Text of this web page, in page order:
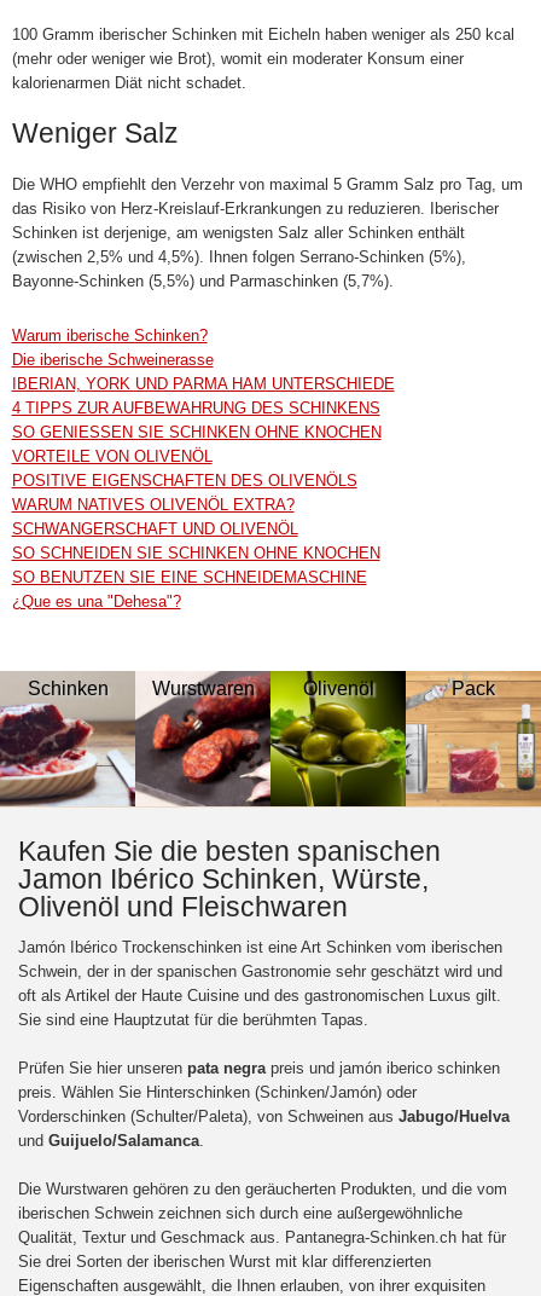
100 Gramm iberischer Schinken mit Eicheln haben weniger als 250 kcal
(mehr oder weniger wie Brot), womit ein moderater Konsum einer
kalorienarmen Diät nicht schadet.
Weniger Salz
Die WHO empfiehlt den Verzehr von maximal 5 Gramm Salz pro Tag, um
das Risiko von Herz-Kreislauf-Erkrankungen zu reduzieren. Iberischer
Schinken ist derjenige, am wenigsten Salz aller Schinken enthält
(zwischen 2,5% und 4,5%). Ihnen folgen Serrano-Schinken (5%),
Bayonne-Schinken (5,5%) und Parmaschinken (5,7%).
Warum iberische Schinken?
Die iberische Schweinerasse
IBERIAN, YORK UND PARMA HAM UNTERSCHIEDE
4 TIPPS ZUR AUFBEWAHRUNG DES SCHINKENS
SO GENIESSEN SIE SCHINKEN OHNE KNOCHEN
VORTEILE VON OLIVENÖL
POSITIVE EIGENSCHAFTEN DES OLIVENÖLS
WARUM NATIVES OLIVENÖL EXTRA?
SCHWANGERSCHAFT UND OLIVENÖL
SO SCHNEIDEN SIE SCHINKEN OHNE KNOCHEN
SO BENUTZEN SIE EINE SCHNEIDEMASCHINE
¿Que es una "Dehesa"?
Schinken Wurstwaren Olivenöl Pack
Kaufen Sie die besten spanischen
Jamon Ibérico Schinken, Würste,
Olivenöl und Fleischwaren
Jamón Ibérico Trockenschinken ist eine Art Schinken vom iberischen
Schwein, der in der spanischen Gastronomie sehr geschätzt wird und
oft als Artikel der Haute Cuisine und des gastronomischen Luxus gilt.
Sie sind eine Hauptzutat für die berühmten Tapas.
Prüfen Sie hier unseren pata negrapreis und jamón iberico schinken
preis. Wählen Sie Hinterschinken (Schinken/Jamón) oder
Vorderschinken (Schulter/Paleta), von Schweinen aus Jabugo/Huelva
und Guijuelo/Salamanca.
Die Wurstwaren gehören zu den geräucherten Produkten, und die vom
iberischen Schwein zeichnen sich durch eine außergewöhnliche
Qualität, Textur und Geschmack aus. Pantanegra-Schinken.ch hat für
Sie drei Sorten der iberischen Wurst mit klar differenzierten
Eigenschaften ausgewählt, die Ihnen erlauben, von ihrer exquisiten